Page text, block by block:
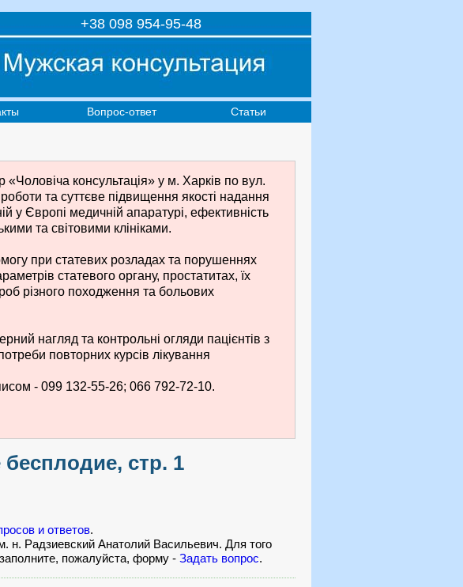
+38 098 954-95-48
Вопрос-ответ Статьи
консультація» у м. Харків по вул.
та суттєве підвищення якості надання
у Європі медичній апаратурі, ефективність
та світовими клініками.
при статевих розладах та порушеннях
статевого органу, простатитах, їх
різного походження та больових
нагляд та контрольні огляди пацієнтів з
повторних курсів лікування
- 099 132-55-26; 066 792-72-10.
стр. 1
и ответов.
н. Радзиевский Анатолий Васильевич. Для того
пожалуйста, форму - Задать вопрос.